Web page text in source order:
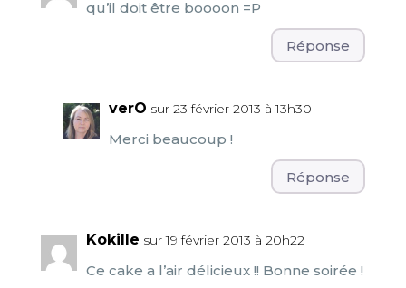
qu’il doit être boooon =P
Réponse
verO sur 23 février 2013 à 13h30
Merci beaucoup !
Réponse
Kokille sur 19 février 2013 à 20h22
Ce cake a l’air délicieux !! Bonne soirée !